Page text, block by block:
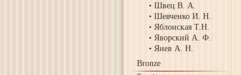
Швец В. А.
Шевченко И. Н.
Яблонская Т.Н.
Яворский А. Ф.
Янев А. Н.
Bronze